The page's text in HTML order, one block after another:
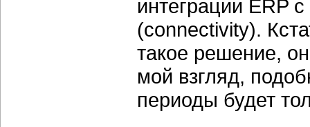
интеграции ERP
(connectivity).
такое решение,
мой взгляд,
периоды будет